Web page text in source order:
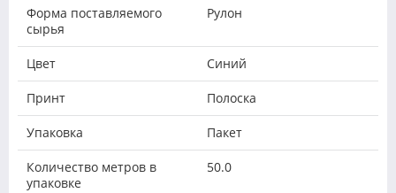
Форма поставляемого
сырья
Рулон
Цвет Синий
Принт Полоска
Упаковка Пакет
Количество метров в
упаковке
50.0